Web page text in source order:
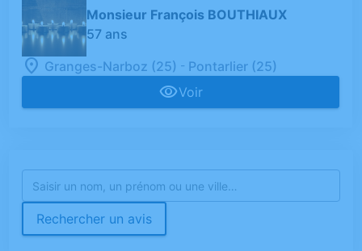
Monsieur François BOUTHIAUX
57 ans
Granges-Narboz (25) - Pontarlier (25)
Voir
Rechercher un avis